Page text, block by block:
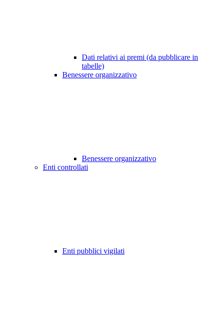
Dati relativi ai premi (da pubblicare in
tabelle)
Benessere organizzativo
Benessere organizzativo
Enti controllati
Enti pubblici vigilati